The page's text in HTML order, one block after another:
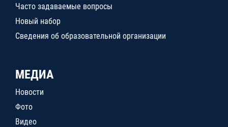
Часто задаваемые вопросы
Новый набор
Сведения об образовательной организации
МЕДИА
Новости
Фото
Видео